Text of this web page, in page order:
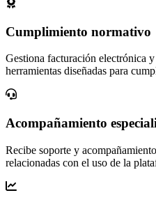
Cumplimiento normativo
Gestiona facturación electrónica
herramientas diseñadas para
Acompañamiento
Recibe soporte y
relacionadas con el uso de la